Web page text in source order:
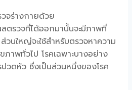
จร่างกายด้วย
ตรวจที่ได้ออกมานั้นจะมีภาพที่
นใหญ่จะใช้สำหรับตรวจหาความ
าพทั่วไป โรคเฉพาะบางอย่าง
วดหัว ซึ่งเป็นส่วนหนึ่งของโรค